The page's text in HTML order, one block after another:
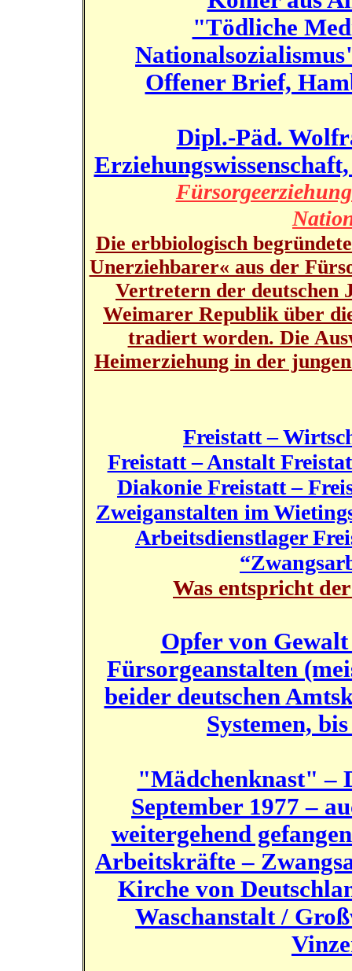
"Tödliche
Offener Brief,
Dipl.-Päd.
Die erbbiologisch
Unerziehbarer« aus der
Vertretern der deutschen
Weimarer Republik über
tradiert worden. Die
Heimerziehung in der
Freistatt –
Freistatt – Anstalt
Diakonie Freistatt –
Zweiganstalten im
Arbeitsdienstlager
Was entspricht
Opfer von
Fürsorgeanstalten
beider deutschen
Systemen,
"Mädchenknast" –
September 1977 –
weitergehend
Arbeitskräfte –
Kirche von
Waschanstalt /